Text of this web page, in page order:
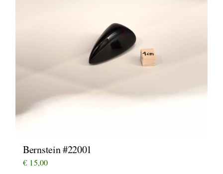
Bernstein #22001
€ 15,00